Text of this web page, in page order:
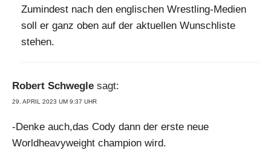
Zumindest nach den englischen Wrestling-Medien
soll er ganz oben auf der aktuellen Wunschliste
stehen.
Robert Schwegle sagt:
29. APRIL 2023 UM 9:37 UHR
-Denke auch,das Cody dann der erste neue
Worldheavyweight champion wird.